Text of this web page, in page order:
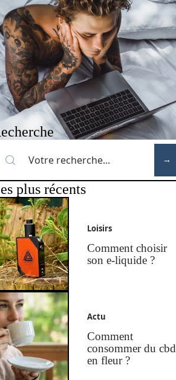
plus récents
Loisirs
Comment choisir
son e-liquide ?
Actu
Comment
consommer du cbd
en fleur ?